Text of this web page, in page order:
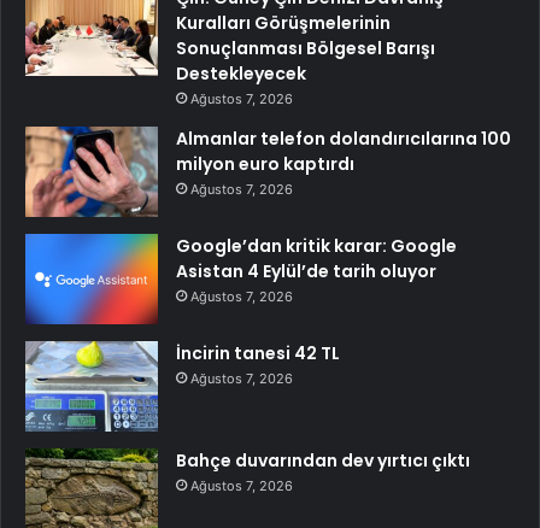
Kuralları Görüşmelerinin
Sonuçlanması Bölgesel Barışı
Destekleyecek
Ağustos 7, 2026
Almanlar telefon dolandırıcılarına 100
milyon euro kaptırdı
Ağustos 7, 2026
Google’dan kritik karar: Google
Asistan 4 Eylül’de tarih oluyor
Ağustos 7, 2026
İncirin tanesi 42 TL
Ağustos 7, 2026
Bahçe duvarından dev yırtıcı çıktı
Ağustos 7, 2026